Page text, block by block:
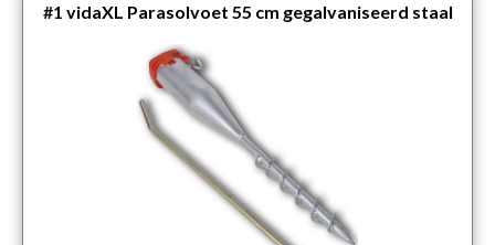
#1 vidaXL Parasolvoet 55 cm gegalvaniseerd staal